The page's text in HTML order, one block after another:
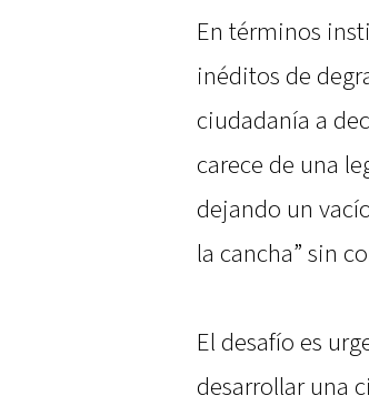
En términos
inéditos de
ciudadanía a
carece de una
dejando un
la cancha” sin
El desafío es
desarrollar una